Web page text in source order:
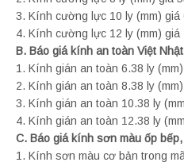
3. Kính cường lực 10 ly (mm) giá
4. Kính cường lực 12 ly (mm) giá
B. Báo giá kính an toàn Việt Nhật
1. Kính gián an toàn 6.38 ly
2. Kính gián an toàn 8.38 ly
3. Kính gián an toàn 10.38 ly
4. Kính gián an toàn 12.38 ly
C. Báo giá kính sơn màu ốp
1. Kính sơn màu cơ bản trong